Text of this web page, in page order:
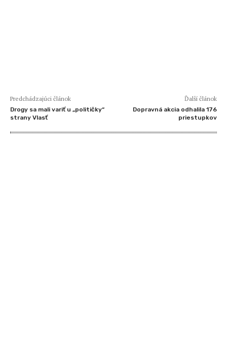
Predchádzajúci článok
Drogy sa mali variť u „političky“
strany Vlasť
Ďalší článok
Dopravná akcia odhalila 176
priestupkov